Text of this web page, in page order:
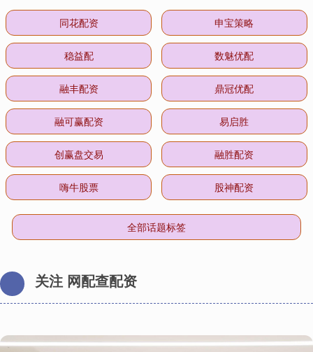
同花配资 申宝策略
稳益配 数魅优配
融丰配资 鼎冠优配
融可赢配资 易启胜
创赢盘交易 融胜配资
嗨牛股票 股神配资
全部话题标签
关注 网配查配资